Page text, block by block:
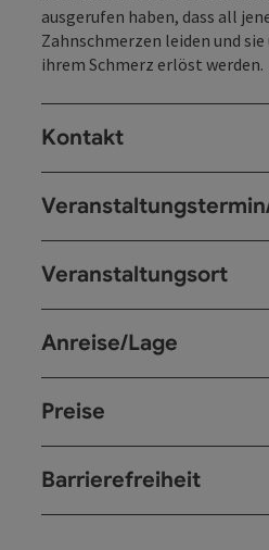
ausgerufen haben, dass all
Zahnschmerzen leiden und
ihrem Schmerz erlöst werden.
Kontakt
Veranstaltungsort
Anreise/Lage
Preise
Barrierefreiheit